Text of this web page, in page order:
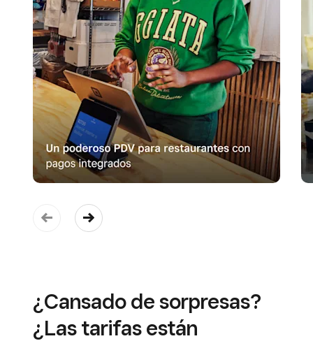
¿Cansado de sorpresas?
¿Las tarifas están